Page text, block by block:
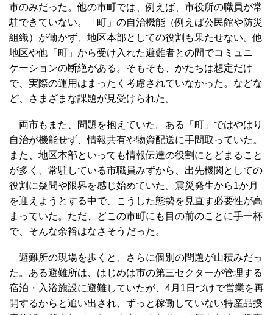
市のみだった。他の市町では、例えば、市役所の職員が常
駐できていない。「町」の自治機能（例えば公民館や防災
組織）が働かず、地区本部としての役割も果たせない。他
地区や他「町」から受け入れた避難者との間でコミュニ
ケーションの断絶がある。そもそも、かたちは想定だけ
で、実際の運用はまったく考慮されていなかった。などな
ど、さまざまな課題が見受けられた。
両市もまた、問題を抱えていた。ある「町」ではやはり
自治が機能せず、情報共有や物資配送に手間取っていた。
また、地区本部といっても情報伝達の役割にとどまること
が多く、常駐している市職員みずから、出先機関としての
役割に疑問や限界を感じ始めていた。震災発生から1か月
を迎えようとする中で、こうした態勢を見直す必要性が高
まっていた。ただ、どこの市町にも目の前のことに手一杯
で、そんな余裕はなさそうだった。
避難所の現場を歩くと、さらに個別の問題が山積みだっ
た。ある避難所は、はじめは市の第三セクターが管理する
宿泊・入浴施設に避難していたが、4月1日づけで営業を再
開するからと追い出され、ずっと稼働していない特産品授